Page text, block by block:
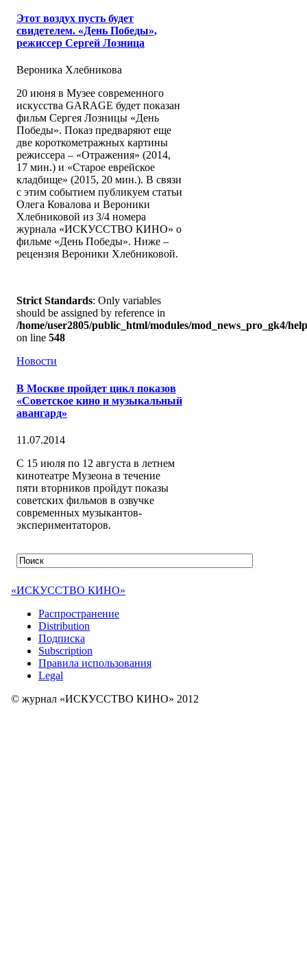
Этот воздух пусть будет
свидетелем. «День Победы»,
режиссер Сергей Лозница
Вероника Хлебникова
20 июня в Музее современного
искусства GARAGE будет показан
фильм Сергея Лозницы «День
Победы». Показ предваряют еще
две короткометражных картины
режиссера – «Отражения» (2014,
17 мин.) и «Старое еврейское
кладбище» (2015, 20 мин.). В связи
с этим событием публикуем статьи
Олега Ковалова и Вероники
Хлебниковой из 3/4 номера
журнала «ИСКУССТВО КИНО» о
фильме «День Победы». Ниже –
рецензия Вероники Хлебниковой.
Strict Standards: Only variables
should be assigned by reference in
/home/user2805/public_html/modules/mod_news_pro_gk4/
on line 548
Новости
В Москве пройдет цикл показов
«Советское кино и музыкальный
авангард»
11.07.2014
С 15 июля по 12 августа в летнем
кинотеатре Музеона в течение
пяти вторников пройдут показы
советских фильмов в озвучке
современных музыкантов-
экспериментаторов.
«ИСКУССТВО КИНО»
Распространение
Distribution
Подписка
Subscription
Правила использования
Legal
© журнал «ИСКУССТВО КИНО» 2012